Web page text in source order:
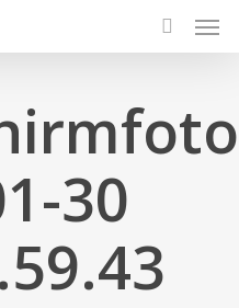
search
30